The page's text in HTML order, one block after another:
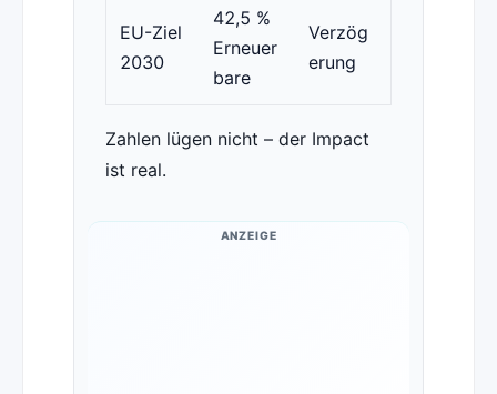
EU-Ziel
2030
42,5 %
Erneuer
bare
Verzög
erung
Zahlen lügen nicht – der Impact
ist real.
ANZEIGE